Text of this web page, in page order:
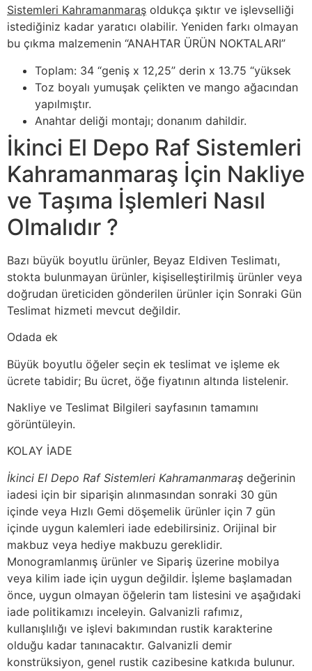
Sistemleri Kahramanmaraş oldukça şıktır ve işlevselliği
istediğiniz kadar yaratıcı olabilir. Yeniden farkı olmayan
bu çıkma malzemenin “ANAHTAR ÜRÜN NOKTALARI”
Toplam: 34 “geniş x 12,25” derin x 13.75 “yüksek
Toz boyalı yumuşak çelikten ve mango ağacından
yapılmıştır.
Anahtar deliği montajı; donanım dahildir.
İkinci El Depo Raf Sistemleri
Kahramanmaraş İçin Nakliye
ve Taşıma İşlemleri Nasıl
Olmalıdır ?
Bazı büyük boyutlu ürünler, Beyaz Eldiven Teslimatı,
stokta bulunmayan ürünler, kişiselleştirilmiş ürünler veya
doğrudan üreticiden gönderilen ürünler için Sonraki Gün
Teslimat hizmeti mevcut değildir.
Odada ek
Büyük boyutlu öğeler seçin ek teslimat ve işleme ek
ücrete tabidir; Bu ücret, öğe fiyatının altında listelenir.
Nakliye ve Teslimat Bilgileri sayfasının tamamını
görüntüleyin.
KOLAY İADE
İkinci El Depo Raf Sistemleri Kahramanmaraş değerinin
iadesi için bir siparişin alınmasından sonraki 30 gün
içinde veya Hızlı Gemi döşemelik ürünler için 7 gün
içinde uygun kalemleri iade edebilirsiniz. Orijinal bir
makbuz veya hediye makbuzu gereklidir.
Monogramlanmış ürünler ve Sipariş üzerine mobilya
veya kilim iade için uygun değildir. İşleme başlamadan
önce, uygun olmayan öğelerin tam listesini ve aşağıdaki
iade politikamızı inceleyin. Galvanizli rafımız,
kullanışlılığı ve işlevi bakımından rustik karakterine
olduğu kadar tanınacaktır. Galvanizli demir
konstrüksiyon, genel rustik cazibesine katkıda bulunur.